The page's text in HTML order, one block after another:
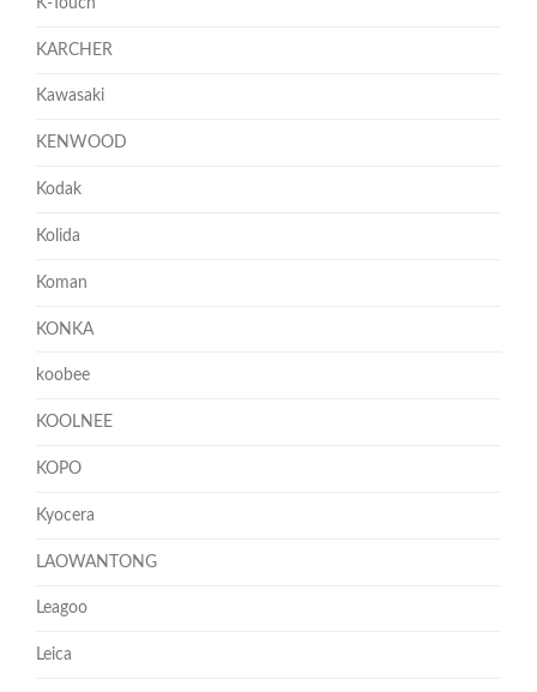
K-Touch
KARCHER
Kawasaki
KENWOOD
Kodak
Kolida
Koman
KONKA
koobee
KOOLNEE
KOPO
Kyocera
LAOWANTONG
Leagoo
Leica